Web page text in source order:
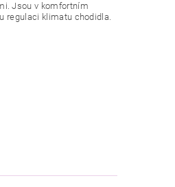
Jsou v komfortním
regulaci klimatu chodidla.